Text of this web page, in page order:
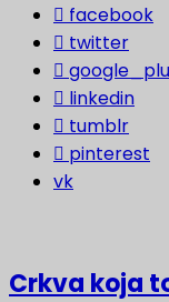
facebook
twitter
linkedin
tumblr
pinterest
vk
Crkva koja